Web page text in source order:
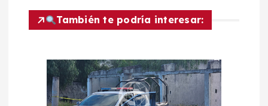
También te podría interesar: